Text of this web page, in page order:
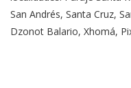
San Andrés, Santa Cruz,
Dzonot Balario, Xhomá,